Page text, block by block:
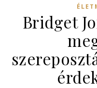
Bridget